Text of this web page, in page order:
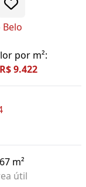
por m²:
R$ 9.422
m²
útil